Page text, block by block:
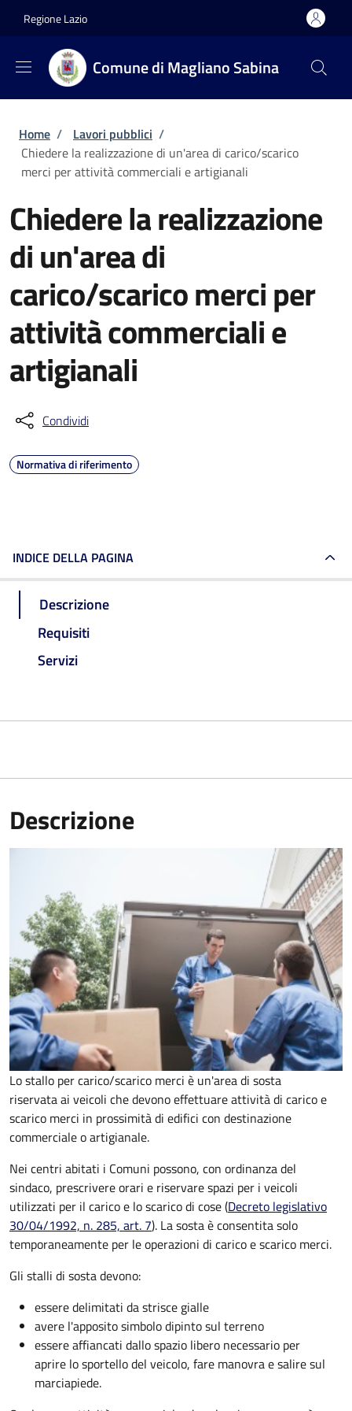
Regione Lazio
Comune di Magliano Sabina
Briciole di pane
Home / Lavori pubblici /
Chiedere la realizzazione di un'area di carico/scarico
merci per attività commerciali e artigianali
Chiedere la realizzazione
di un'area di
carico/scarico merci per
attività commerciali e
artigianali
Condividi
Normativa di riferimento
INDICE DELLA PAGINA
Descrizione
Requisiti
Servizi
Descrizione
Lo stallo per carico/scarico merci è un'area di sosta
riservata ai veicoli che devono effettuare attività di carico e
scarico merci in prossimità di edifici con destinazione
commerciale o artigianale.
Nei centri abitati i Comuni possono, con ordinanza del
sindaco, prescrivere orari e riservare spazi per i veicoli
utilizzati per il carico e lo scarico di cose (Decreto legislativo
30/04/1992, n. 285, art. 7). La sosta è consentita solo
temporaneamente per le operazioni di carico e scarico merci.
Gli stalli di sosta devono:
essere delimitati da strisce gialle
avere l'apposito simbolo dipinto sul terreno
essere affiancati dallo spazio libero necessario per
aprire lo sportello del veicolo, fare manovra e salire sul
marciapiede.